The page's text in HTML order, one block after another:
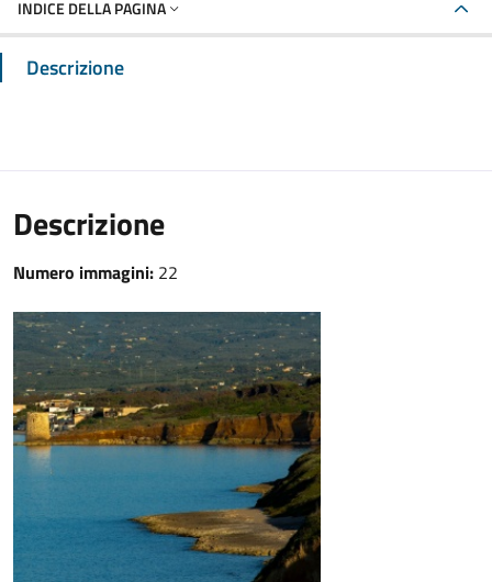
INDICE DELLA PAGINA
Descrizione
Descrizione
Numero immagini: 22